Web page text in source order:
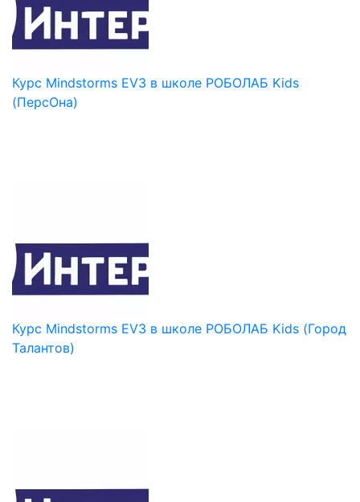
Курс Mindstorms EV3 в школе РОБОЛАБ Kids
(ПерсОна)
Курс Mindstorms EV3 в школе РОБОЛАБ Kids (Город
Талантов)